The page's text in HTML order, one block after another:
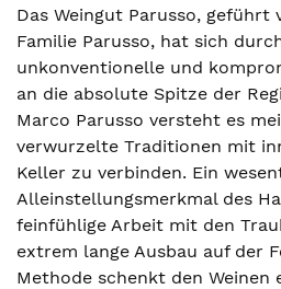
Das Weingut Parusso, geführt
Familie Parusso, hat sich
unkonventionelle und
an die absolute Spitze der
Marco Parusso versteht es
verwurzelte Traditionen mit
Keller zu verbinden. Ein
Alleinstellungsmerkmal des
feinfühlige Arbeit mit den
extrem lange Ausbau auf der
Methode schenkt den Weinen